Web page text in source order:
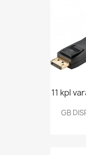
11 kpl
GB